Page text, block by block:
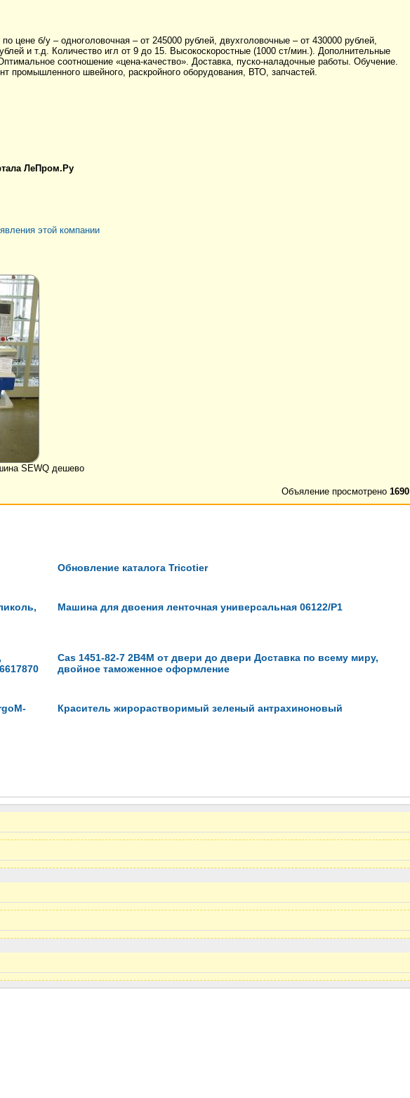
б/у – одноголовочная – от 245000 рублей, двухголовочные – от 430000 рублей,
и т.д. Количество игл от 9 до 15. Высокоскоростные (1000 ст/мин.). Дополнительные
соотношение «цена-качество». Доставка, пуско-наладочные работы. Обучение.
швейного, раскройного оборудования, ВТО, запчастей.
ЛеПром.Ру
этой компании
SEWQ дешево
Объяление просмотрено 1690
Обновление каталога Tricotier
Машина для двоения ленточная универсальная 06122/Р1
Cas 1451-82-7 2B4M от двери до двери Доставка по всему миру,
двойное таможенное оформление
Краситель жирорастворимый зеленый антрахиноновый